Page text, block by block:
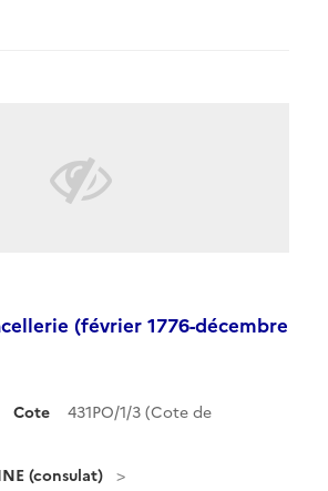
(février 1776-décembre
Cote
431PO/1/3 (Cote de
(consulat)